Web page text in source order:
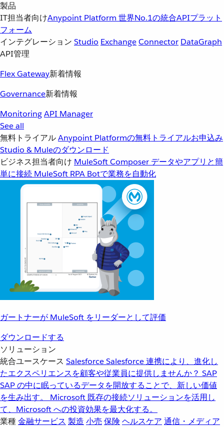
製品
IT担当者向けAnypoint Platform 世界No.1の統合APIプラット
フォーム
インテグレーション Studio ExchangeConnector DataGraph
API管理
Flex Gateway新着情報
Governance新着情報
MonitoringAPI Manager
See all
無料トライアルAnypoint Platformの無料トライアルお申込み
Studio & Muleのダウンロード
ビジネス担当者向け MuleSoft Composer データやアプリと簡
単に接続 MuleSoft RPA Botで業務を自動化
ガートナーが MuleSoft をリーダーとして評価
ダウンロードする
ソリューション
統合ユースケース SalesforceSalesforce 連携により、進化し
たエクスペリエンスを顧客や従業員に提供しませんか？ SAP
SAP の中に眠っているデータを開放することで、新しい価値
を生み出す。
Microsoft 既存の接続ソリューションを活用し
て、Microsoft への投資効果を最大化する。
業種金融サービス 製造 小売 保険 ヘルスケア 通信・メディア